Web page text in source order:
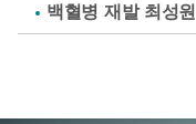
백혈병 재발 최성